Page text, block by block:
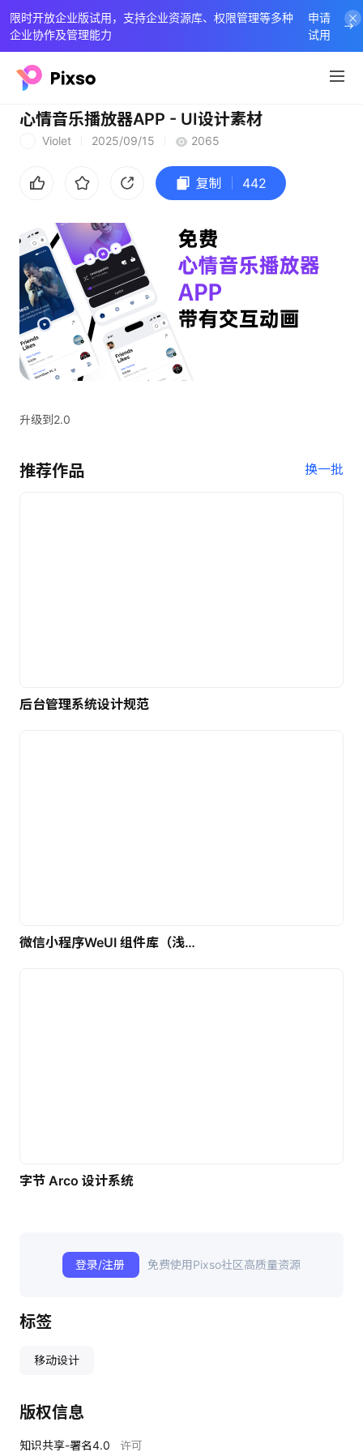
限时开放企业版试用，支持企业资源库、权限管理等多种
企业协作及管理能力
申请
试用
心情音乐播放器APP - UI设计素材
Violet 2025/09/15 2065
复制 442
升级到2.0
推荐作品 换一批
后台管理系统设计规范
微信小程序WeUI 组件库（浅色）| 免费UI设计素材
字节 Arco 设计系统
登录/注册 免费使用Pixso社区高质量资源
标签
移动设计
版权信息
知识共享-署名4.0 许可